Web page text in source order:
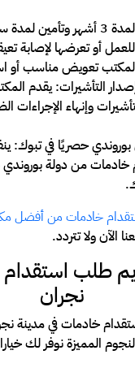
ضمان شامل لمدة 3 أشهر
أو تعرضها لإصابة
تعويض مناسب أو
التأشيرات: يقدم
وإنهاء الإجراءات
حصريًا في تبوك:
خادمات من دولة
خادمات من أفضل
الآن ولا تتردد.
طلب
نجران
خادمات في مدينة
المميزة نوفر لك